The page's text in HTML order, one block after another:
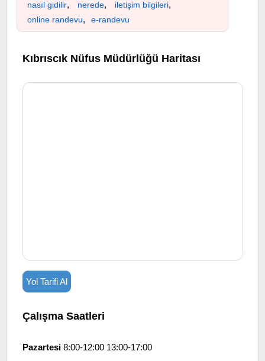
nasıl gidilir, nerede, iletişim bilgileri,
online randevu, e-randevu
Kıbrıscık Nüfus Müdürlüğü Haritası
Yol Tarifi Al
Çalışma Saatleri
Pazartesi8:00-12:00 13:00-17:00